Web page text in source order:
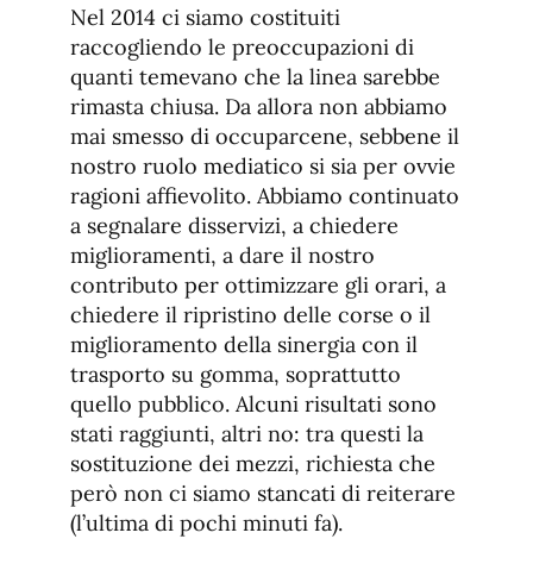
Nel 2014 ci siamo costituiti
raccogliendo le preoccupazioni di
quanti temevano che la linea sarebbe
rimasta chiusa. Da allora non abbiamo
mai smesso di occuparcene, sebbene il
nostro ruolo mediatico si sia per ovvie
ragioni affievolito. Abbiamo continuato
a segnalare disservizi, a chiedere
miglioramenti, a dare il nostro
contributo per ottimizzare gli orari, a
chiedere il ripristino delle corse o il
miglioramento della sinergia con il
trasporto su gomma, soprattutto
quello pubblico. Alcuni risultati sono
stati raggiunti, altri no: tra questi la
sostituzione dei mezzi, richiesta che
però non ci siamo stancati di reiterare
(l’ultima di pochi minuti fa).